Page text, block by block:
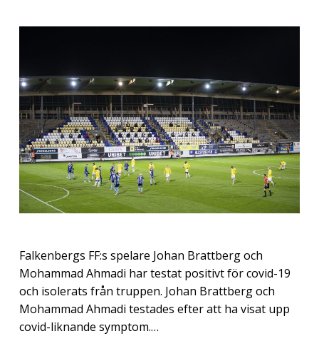
Falkenbergs FF:s spelare Johan Brattberg och
Mohammad Ahmadi har testat positivt för covid-19
och isolerats från truppen. Johan Brattberg och
Mohammad Ahmadi testades efter att ha visat upp
covid-liknande symptom.…